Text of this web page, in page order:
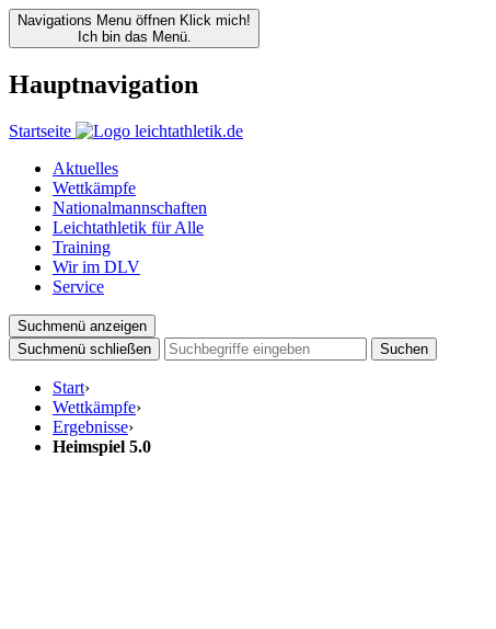
Navigations Menu öffnen Klick mich!
Ich bin das Menü.
Hauptnavigation
Startseite
Aktuelles
Wettkämpfe
Nationalmannschaften
Leichtathletik für Alle
Training
Wir im DLV
Service
Suchmenü anzeigen
Suchmenü schließen
Suchen
Start›
Wettkämpfe›
Ergebnisse›
Heimspiel 5.0